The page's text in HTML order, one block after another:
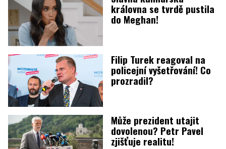
královna se tvrdě pustila
do Meghan!
Filip Turek reagoval na
policejní vyšetřování! Co
prozradil?
Může prezident utajit
dovolenou? Petr Pavel
zjišťuje realitu!